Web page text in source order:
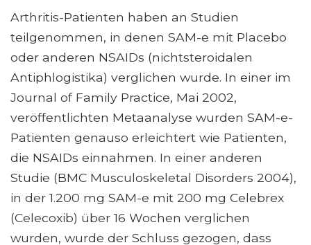
Arthritis-Patienten haben an Studien
teilgenommen, in denen SAM-e mit Placebo
oder anderen NSAIDs (nichtsteroidalen
Antiphlogistika) verglichen wurde. In einer im
Journal of Family Practice, Mai 2002,
veröffentlichten Metaanalyse wurden SAM-e-
Patienten genauso erleichtert wie Patienten,
die NSAIDs einnahmen. In einer anderen
Studie (BMC Musculoskeletal Disorders 2004),
in der 1.200 mg SAM-e mit 200 mg Celebrex
(Celecoxib) über 16 Wochen verglichen
wurden, wurde der Schluss gezogen, dass